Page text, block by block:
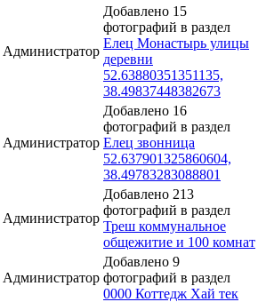
Администратор
Добавлено 15
фотографий в раздел
Елец Монастырь улицы
деревни
52.63880351351135,
38.49837448382673
Администратор
Добавлено 16
фотографий в раздел
Елец звонница
52.637901325860604,
38.49783283088801
Администратор
Добавлено 213
фотографий в раздел
Треш коммунальное
общежитие и 100 комнат
Администратор
Добавлено 9
фотографий в раздел
0000 Коттедж Хай тек